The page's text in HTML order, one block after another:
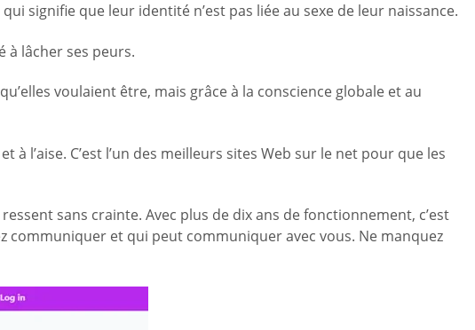
signifie que leur identité n’est pas liée au sexe de leur naissance.
lâcher ses peurs.
voulaient être, mais grâce à la conscience globale et au
l’aise. C’est l’un des meilleurs sites Web sur le net pour que les
sans crainte. Avec plus de dix ans de fonctionnement, c’est
communiquer et qui peut communiquer avec vous. Ne manquez